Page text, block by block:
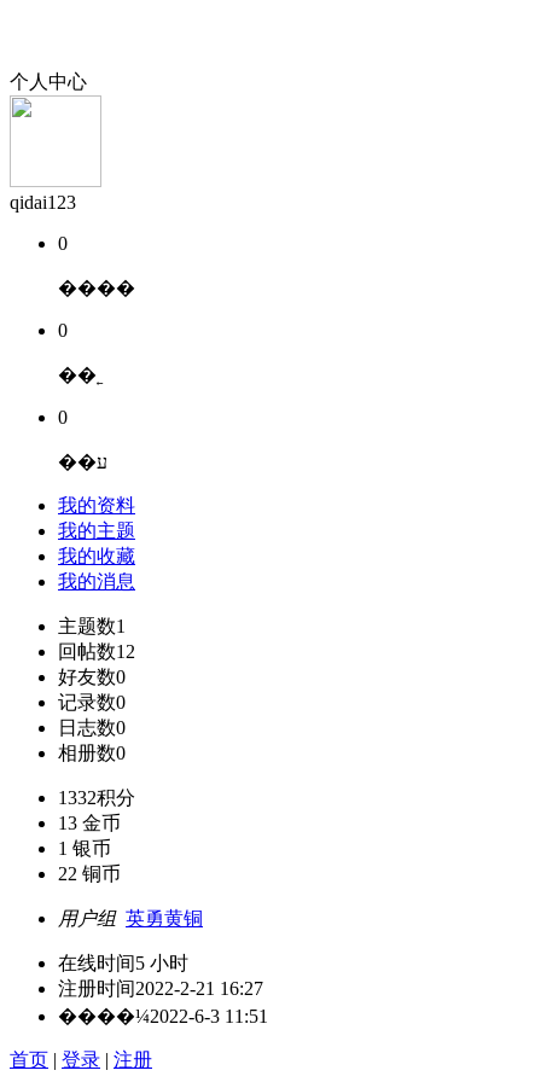
个人中心
qidai123
0
����
0
��˿
0
��ע
我的资料
我的主题
我的收藏
我的消息
主题数1
回帖数12
好友数0
记录数0
日志数0
相册数0
1332积分
13 金币
1 银币
22 铜币
用户组 英勇黄铜
在线时间5 小时
注册时间2022-2-21 16:27
����¼2022-6-3 11:51
首页 | 登录 | 注册